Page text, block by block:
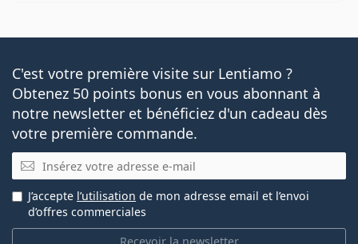
C'est votre première visite sur Lentiamo ?
Obtenez 50 points bonus en vous abonnant à
notre newsletter et bénéficiez d'un cadeau dès
votre première commande.
E-mail
J’accepte l’utilisation de mon adresse email et l’envoi
d’offres commerciales